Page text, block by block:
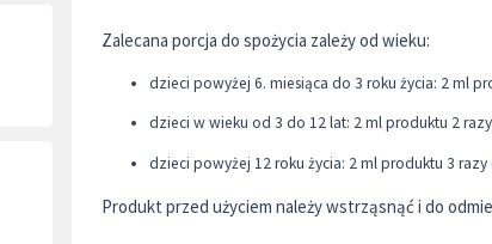
Zalecana porcja do spożycia zależy od wieku:
dzieci powyżej 6. miesiąca do 3 roku życia: 2 ml
dzieci w wieku od 3 do 12 lat: 2 ml produktu 2
dzieci powyżej 12 roku życia: 2 ml produktu 3 razy
Produkt przed użyciem należy wstrząsnąć i do